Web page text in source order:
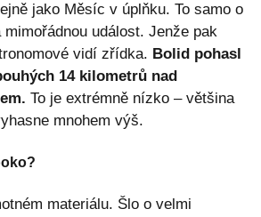
jako Měsíc v úplňku. To samo o
událost. Jenže pak
vidí zřídka. Bolid pohasl
14 kilometrů nad
To je extrémně nízko – většina
mnohem výš.
materiálu. Šlo o velmi